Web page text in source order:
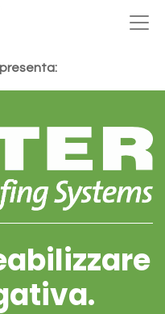
presenta: